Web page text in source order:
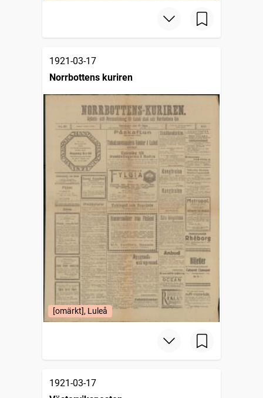
1921-03-17
Norrbottens kuriren
[omärkt], Luleå
1921-03-17